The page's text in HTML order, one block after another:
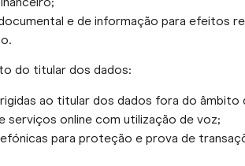
e de informação para efeitos
do titular dos dados:
ao titular dos dados fora do
serviços online com utilização de voz;
para proteção e prova de